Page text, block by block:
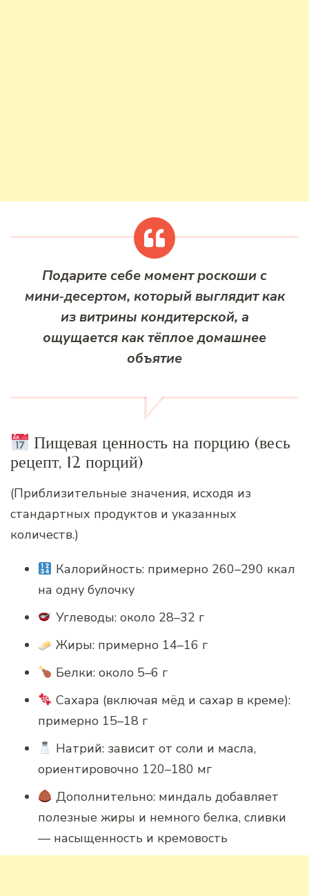
Подарите себе момент роскоши с
мини‑десертом, который выглядит как
из витрины кондитерской, а
ощущается как тёплое домашнее
объятие
Пищевая ценность на порцию (весь
рецепт, 12 порций)
(Приблизительные значения, исходя из
стандартных продуктов и указанных
количеств.)
Калорийность: примерно 260–290 ккал
на одну булочку
Углеводы: около 28–32 г
Жиры: примерно 14–16 г
Белки: около 5–6 г
Сахара (включая мёд и сахар в креме):
примерно 15–18 г
Натрий: зависит от соли и масла,
ориентировочно 120–180 мг
Дополнительно: миндаль добавляет
полезные жиры и немного белка, сливки
— насыщенность и кремовость